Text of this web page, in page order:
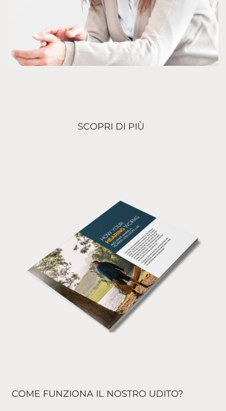
SCOPRI DI PIÙ
COME FUNZIONA IL NOSTRO UDITO?